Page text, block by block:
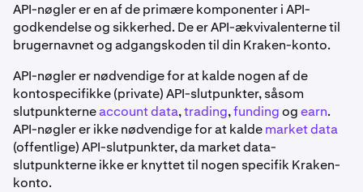
API-nøgler er en af de primære komponenter i API-
godkendelse og sikkerhed. De er API-ækvivalenterne til
brugernavnet og adgangskoden til din Kraken-konto.
API-nøgler er nødvendige for at kalde nogen af de
kontospecifikke (private) API-slutpunkter, såsom
slutpunkterneaccount data,trading,fundingogearn.
API-nøgler er ikke nødvendige for at kaldemarket data
(offentlige) API-slutpunkter, da market data-
slutpunkterne ikke er knyttet til nogen specifik Kraken-
konto.